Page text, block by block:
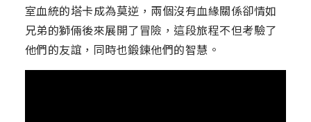
室血統的塔卡成為莫逆，兩個沒有血緣關係卻情如
兄弟的獅倆後來展開了冒險，這段旅程不但考驗了
他們的友誼，同時也鍛鍊他們的智慧。